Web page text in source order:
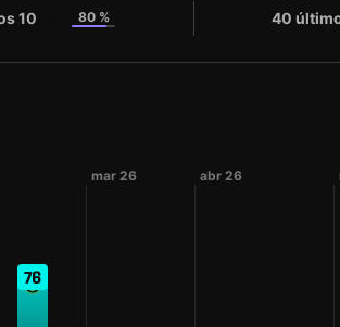
10 80 % 40
76
mar 26 abr 26